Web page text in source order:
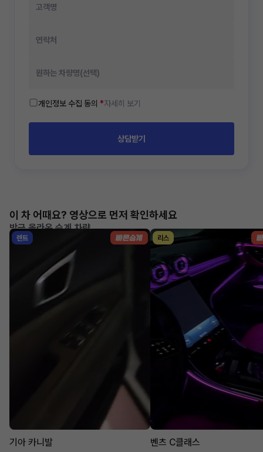
개인정보 수집 동의 *자세히 보기
상담받기
이 차 어때요? 영상으로 먼저 확인하세요
방금 올라온 승계 차량
렌트
기아 카니발
리스
벤츠 C클래스